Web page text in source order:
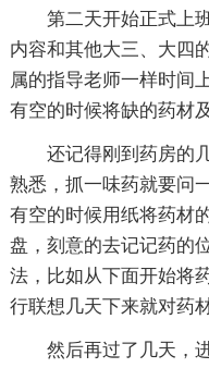
第二天开始正式上
内容和其他大三、大四
属的指导老师一样时间
有空的时候将缺的药材
还记得刚到药房的
熟悉，抓一味药就要问
有空的时候用纸将药材
盘，刻意的去记记药的
法，比如从下面开始将
行联想几天下来就对药
然后再过了几天，